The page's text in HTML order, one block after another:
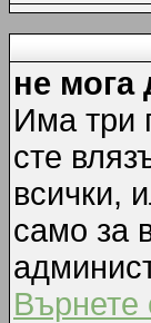
не
Има три
сте
всички,
само за
Върнете